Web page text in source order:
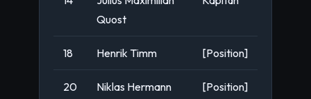
Quost
18 Henrik Timm [Position]
20 Niklas Hermann [Position]